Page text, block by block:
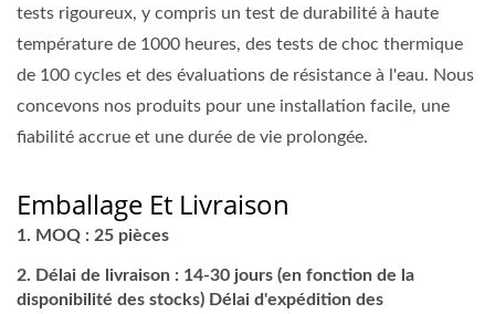
tests rigoureux, y compris un test de durabilité à haute
température de 1000 heures, des tests de choc thermique
de 100 cycles et des évaluations de résistance à l'eau. Nous
concevons nos produits pour une installation facile, une
fiabilité accrue et une durée de vie prolongée.
Emballage Et Livraison
MOQ : 25 pièces
Délai de livraison : 14-30 jours (en fonction de la
disponibilité des stocks) Délai d'expédition des